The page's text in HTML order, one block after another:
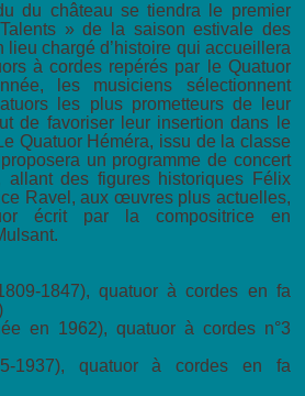
du château se tiendra le premier
» de la saison estivale des
lieu chargé d’histoire qui accueillera
à cordes repérés par le Quatuor
les musiciens sélectionnent
les plus prometteurs de leur
de favoriser leur insertion dans le
Quatuor Héméra, issu de la classe
un programme de concert
allant des figures historiques Félix
Ravel, aux œuvres plus actuelles,
écrit par la compositrice en
1847), quatuor à cordes en fa
en 1962), quatuor à cordes n°3
1937), quatuor à cordes en fa